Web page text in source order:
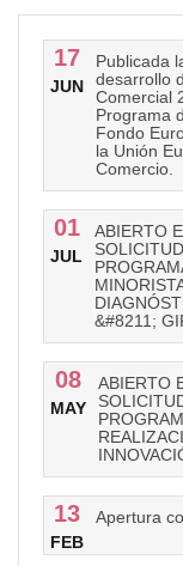
17
JUN
Publicada
desarrollo
Comercial
Programa
Fondo
la Unión
Comercio.
01
JUL
ABIERTO
&#8211;
08
MAY
ABIERTO
13
FEB
Apertura